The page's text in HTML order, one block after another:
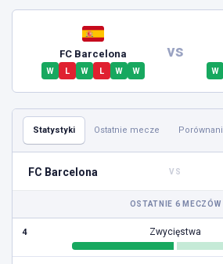
FC Barcelona
W L W L W W
vs
W
Statystyki Ostatnie mecze
FC Barcelona VS
OSTATNIE 6 MECZÓW
4 Zwycięstwa